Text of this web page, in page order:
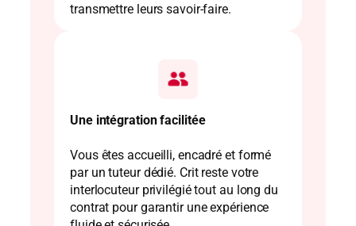
transmettre leurs savoir-faire.
Une intégration facilitée
Vous êtes accueilli, encadré et formé
par un tuteur dédié. Crit reste votre
interlocuteur privilégié tout au long du
contrat pour garantir une expérience